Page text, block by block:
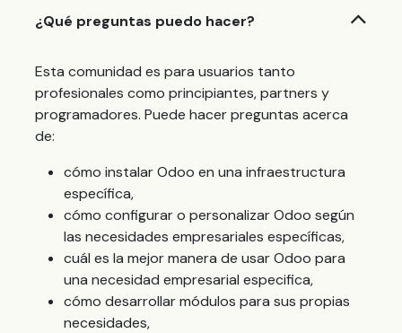
¿Qué preguntas puedo hacer?
Esta comunidad es para usuarios tanto
profesionales como principiantes, partners y
programadores. Puede hacer preguntas acerca
de:
cómo instalar Odoo en una infraestructura
específica,
cómo configurar o personalizar Odoo según
las necesidades empresariales específicas,
cuál es la mejor manera de usar Odoo para
una necesidad empresarial especifica,
cómo desarrollar módulos para sus propias
necesidades,